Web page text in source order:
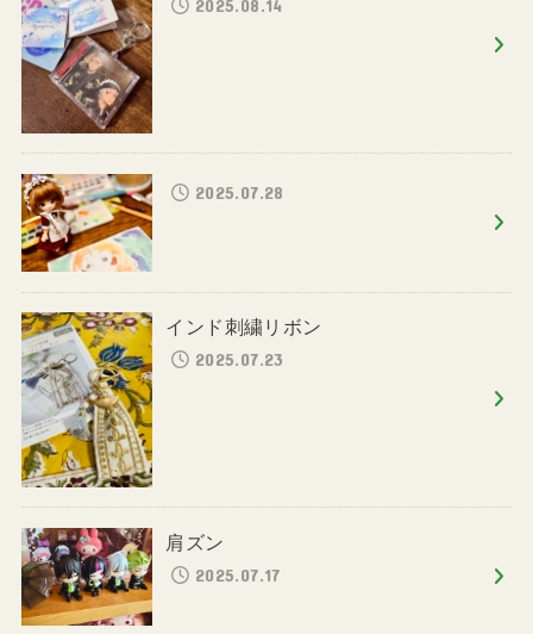
2025.08.14
2025.07.28
インド刺繍リボン
2025.07.23
肩ズン
2025.07.17